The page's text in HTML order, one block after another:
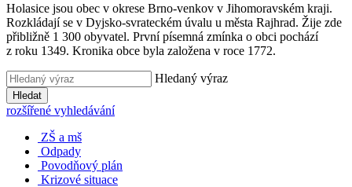
Holasice jsou obec v okrese Brno-venkov v Jihomoravském kraji.
Rozkládají se v Dyjsko-svrateckém úvalu u města Rajhrad. Žije zde
přibližně 1 300 obyvatel. První písemná zmínka o obci pochází
z roku 1349. Kronika obce byla založena v roce 1772.
Hledaný výraz
Hledat
rozšířené vyhledávání
ZŠ a mš
Odpady
Povodňový plán
Krizové situace